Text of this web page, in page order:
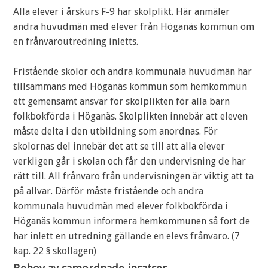
Alla elever i årskurs F-9 har skolplikt. Här anmäler
andra huvudmän med elever från Höganäs kommun om
en frånvaroutredning inletts.
Fristående skolor och andra kommunala huvudmän har
tillsammans med Höganäs kommun som hemkommun
ett gemensamt ansvar för skolplikten för alla barn
folkbokförda i Höganäs. Skolplikten innebär att eleven
måste delta i den utbildning som anordnas. För
skolornas del innebär det att se till att alla elever
verkligen går i skolan och får den undervisning de har
rätt till. All frånvaro från undervisningen är viktig att ta
på allvar. Därför måste fristående och andra
kommunala huvudmän med elever folkbokförda i
Höganäs kommun informera hemkommunen så fort de
har inlett en utredning gällande en elevs frånvaro. (7
kap. 22 § skollagen)